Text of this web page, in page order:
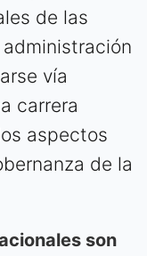
de las
vía
carrera
aspectos
de la
son